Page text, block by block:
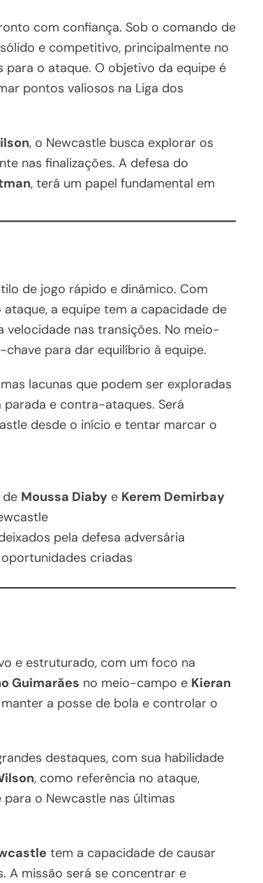
com confiança. Sob o comando de
e competitivo, principalmente no
o ataque. O objetivo da equipe é
pontos valiosos na Liga dos
, o Newcastle busca explorar os
nas finalizações. A defesa do
, terá um papel fundamental em
de jogo rápido e dinâmico. Com
a equipe tem a capacidade de
nas transições. No meio-
chave para dar equilíbrio à equipe.
lacunas que podem ser exploradas
e contra-ataques. Será
desde o início e tentar marcar o
Moussa Diaby e Kerem Demirbay
pela defesa adversária
criadas
e estruturado, com um foco na
Guimarães no meio-campo e Kieran
a posse de bola e controlar o
destaques, com sua habilidade
, como referência no ataque,
o Newcastle nas últimas
tem a capacidade de causar
A missão será se concentrar e